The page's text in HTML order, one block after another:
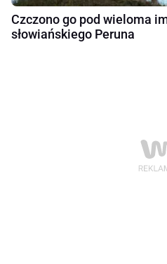
Czczono go pod wieloma
słowiańskiego Peruna